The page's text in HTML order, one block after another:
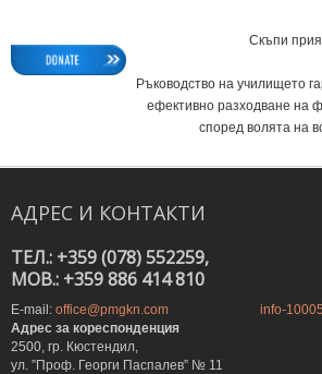
Скъпи
Ръководство на училището
ефективно разходване на
според волята на
АДРЕС И КОНТАКТИ
ТЕЛ.: +359 (078) 552259,
MOB.: +359 886 414 810
E-mail: office@pmgkn.com
info-
Адрес за кореспонденция
2500, гр. Кюстендил,
ул. ”Проф. Георги Паспалев” № 11